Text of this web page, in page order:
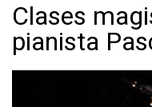
Clases
pianista